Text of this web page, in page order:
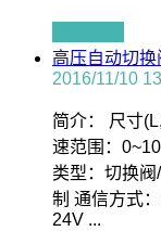
高压自动切换
2016/11/10
简介： 尺寸
速范围：
类型：切换
制 通信方式
24V ...